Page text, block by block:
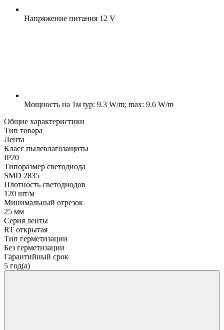
Напряжение питания 12 V
Мощность на 1м typ: 9.3 W/m; max: 9.6 W/m
Общие характеристики
Тип товара
Лента
Класс пылевлагозащиты
IP20
Типоразмер светодиода
SMD 2835
Плотность светодиодов
120 шт/м
Минимальный отрезок
25 мм
Серия ленты
RT открытая
Тип герметизации
Без герметизации
Гарантийный срок
5 год(а)